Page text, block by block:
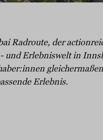
Radroute, der
und Erlebniswelt in
Erlebnis.